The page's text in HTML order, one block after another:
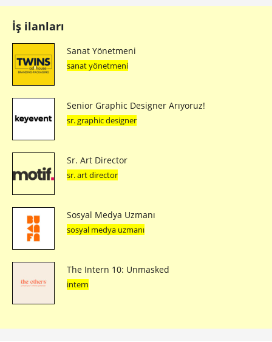
İş ilanları
Sanat Yönetmeni
sanat yönetmeni
Senior Graphic Designer Arıyoruz!
sr. graphic designer
Sr. Art Director
sr. art director
Sosyal Medya Uzmanı
sosyal medya uzmanı
The Intern 10: Unmasked
intern